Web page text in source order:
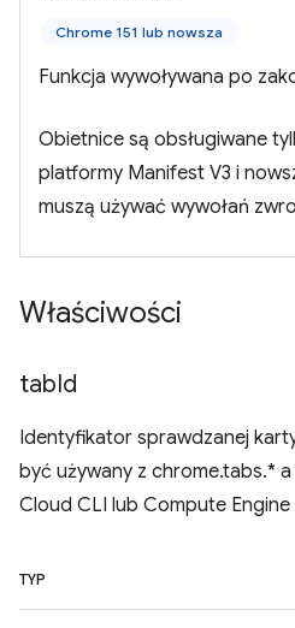
Chrome 151 lub nowsza
Funkcja wywoływana po
Obietnice są obsługiwane
platformy Manifest V3 i
muszą używać wywołań
Właściwości
tabId
Identyfikator sprawdzanej
być używany z chrome.tabs.*
Cloud CLI lub Compute Engine
TYP